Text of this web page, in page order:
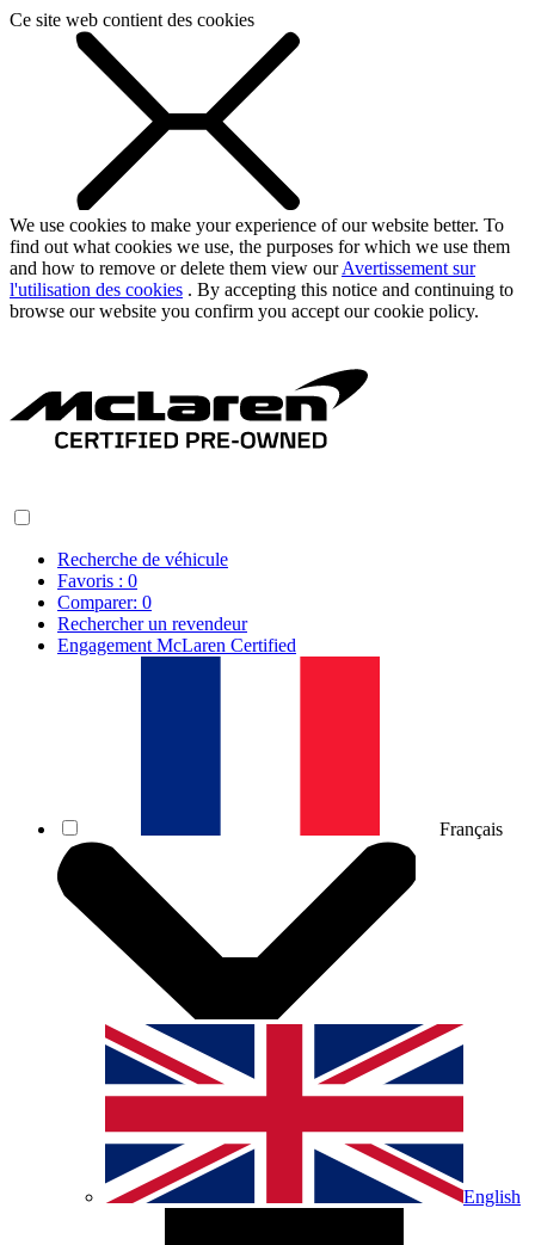
Ce site web contient des cookies
We use cookies to make your experience of our website better. To
find out what cookies we use, the purposes for which we use them
and how to remove or delete them view ourAvertissement sur
l'utilisation des cookies . By accepting this notice and continuing to
browse our website you confirm you accept our cookie policy.
Recherche de véhicule
Favoris : 0
Comparer: 0
Rechercher un revendeur
Engagement McLaren Certified
Français
English